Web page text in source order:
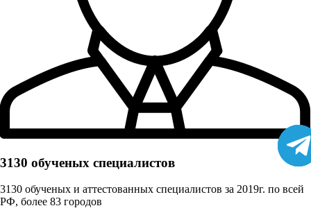
3130 обученых cпециалистов
3130 обученых и аттестованных специалистов за 2019г. по всей
РФ, более 83 городов